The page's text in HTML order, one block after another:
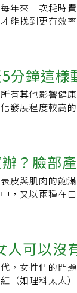
年來一次耗時
能找到更有效
分鐘這樣
有其他影響健
發展程度較高
？臉部
與加深
皮與肌肉的飽
，又以兩種在
兩側延伸到嘴巴
來像腹語術人
只會愈來愈顯眼。
可以沒
，女性們的問
（如理科太太